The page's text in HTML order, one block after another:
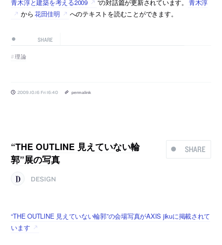
青木淳と建築を考える2009 “の対話篇が更新されています。 青木淳
から 花田佳明 へのテキストを読むことができます。
SHARE
理論
2009.10.16 Fri 16:40 permalink
SHARE
“THE OUTLINE 見えていない輪
郭”展の写真
DESIGN
“THE OUTLINE 見えていない輪郭”の会場写真がAXIS jikuに掲載されて
います